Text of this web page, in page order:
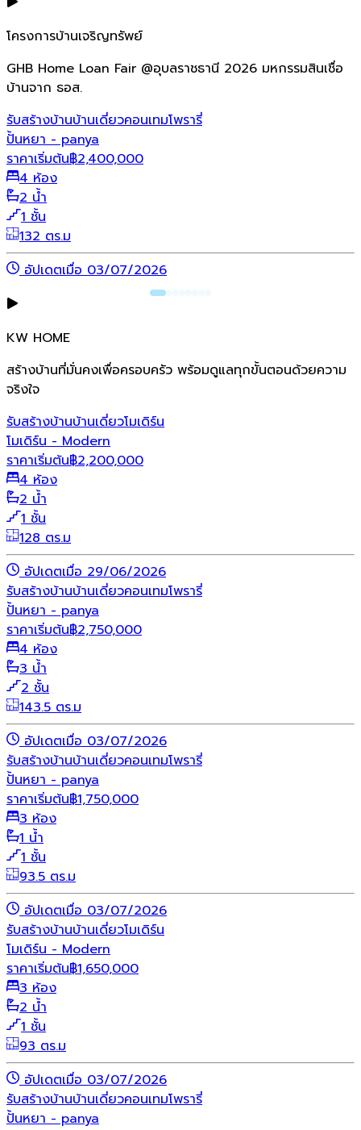
โครงการบ้านเจริญทรัพย์
GHB Home Loan Fair @อุบลราชธานี 2026 มหกรรมสินเชื่อ
บ้านจาก ธอส.
รับสร้างบ้านบ้านเดี่ยวคอนเทมโพรารี่
ปั้นหยา - panya
ราคาเริ่มต้น฿2,400,000
4 ห้อง
2 น้ำ
1 ชั้น
132 ตร.ม
อัปเดตเมื่อ 03/07/2026
KW HOME
สร้างบ้านที่มั่นคงเพื่อครอบครัว พร้อมดูแลทุกขั้นตอนด้วยความ
จริงใจ
รับสร้างบ้านบ้านเดี่ยวโมเดิร์น
โมเดิร์น - Modern
ราคาเริ่มต้น฿2,200,000
4 ห้อง
2 น้ำ
1 ชั้น
128 ตร.ม
อัปเดตเมื่อ 29/06/2026
รับสร้างบ้านบ้านเดี่ยวคอนเทมโพรารี่
ปั้นหยา - panya
ราคาเริ่มต้น฿2,750,000
4 ห้อง
3 น้ำ
2 ชั้น
143.5 ตร.ม
อัปเดตเมื่อ 03/07/2026
รับสร้างบ้านบ้านเดี่ยวคอนเทมโพรารี่
ปั้นหยา - panya
ราคาเริ่มต้น฿1,750,000
3 ห้อง
1 น้ำ
1 ชั้น
93.5 ตร.ม
อัปเดตเมื่อ 03/07/2026
รับสร้างบ้านบ้านเดี่ยวโมเดิร์น
โมเดิร์น - Modern
ราคาเริ่มต้น฿1,650,000
3 ห้อง
2 น้ำ
1 ชั้น
93 ตร.ม
อัปเดตเมื่อ 03/07/2026
รับสร้างบ้านบ้านเดี่ยวคอนเทมโพรารี่
ปั้นหยา - panya